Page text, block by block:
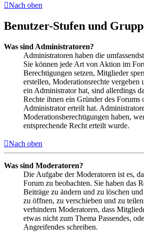
Nach oben
Benutzer-Stufen und
Was sind Administratoren?
Administratoren haben die
Sie können jede Art von Aktion im
Berechtigungen setzen, Mitglieder
erstellen, Moderationsrechte vergeben
ein Administrator hat, sind allerdings
Rechte ihnen ein Gründer des Forums
Administrator erteilt hat.
Moderationsberechtigungen haben,
entsprechende Recht erteilt wurde.
Nach oben
Was sind Moderatoren?
Die Aufgabe der Moderatoren ist es,
Forum zu beobachten. Sie haben das
Beiträge zu ändern und zu löschen
zu öffnen, zu verschieben und zu
verhindern Moderatoren, dass
etwas nicht zum Thema Passendes,
Angreifendes schreiben.